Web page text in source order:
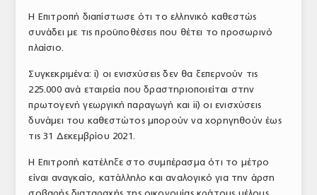
Η Επιτροπή διαπίστωσε ότι το ελληνικό καθεστώς
συνάδει με τις προϋποθέσεις που θέτει το προσωρινό
πλαίσιο.
Συγκεκριμένα: i) οι ενισχύσεις δεν θα ξεπερνούν τις
225.000 ανά εταιρεία που δραστηριοποιείται στην
πρωτογενή γεωργική παραγωγή και ii) οι ενισχύσεις
δυνάμει του καθεστώτος μπορούν να χορηγηθούν έως
τις 31 Δεκεμβρίου 2021.
Η Επιτροπή κατέληξε στο συμπέρασμα ότι το μέτρο
είναι αναγκαίο, κατάλληλο και αναλογικό για την άρση